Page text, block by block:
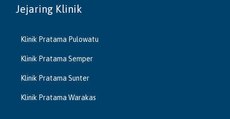
Jejaring Klinik
Klinik Pratama Pulowatu
Klinik Pratama Semper
Klinik Pratama Sunter
Klinik Pratama Warakas